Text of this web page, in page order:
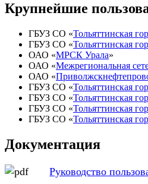
Крупнейшие
ГБУЗ СО «Тольяттинская
ГБУЗ СО «Тольяттинская
ОАО «МРСК Урала»
ОАО «Межрегиональная
ОАО «
ГБУЗ СО «Тольяттинская
ГБУЗ СО «Тольяттинская
ГБУЗ СО «Тольяттинская
ГБУЗ СО «Тольяттинская
Документация
Руководство